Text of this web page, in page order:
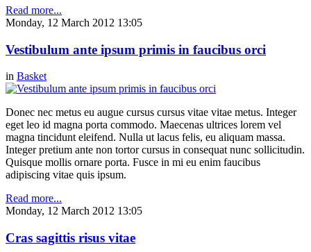
Read more...
Monday, 12 March 2012 13:05
Vestibulum ante ipsum primis in faucibus orci
in Basket
Donec nec metus eu augue cursus cursus vitae vitae metus. Integer
eget leo id magna porta commodo. Maecenas ultrices lorem vel
magna tincidunt eleifend. Nulla ut lacus felis, eu aliquam massa.
Integer pretium ante non tortor cursus in consequat nunc sollicitudin.
Quisque mollis ornare porta. Fusce in mi eu enim faucibus
adipiscing vitae quis ipsum.
Read more...
Monday, 12 March 2012 13:05
Cras sagittis risus vitae